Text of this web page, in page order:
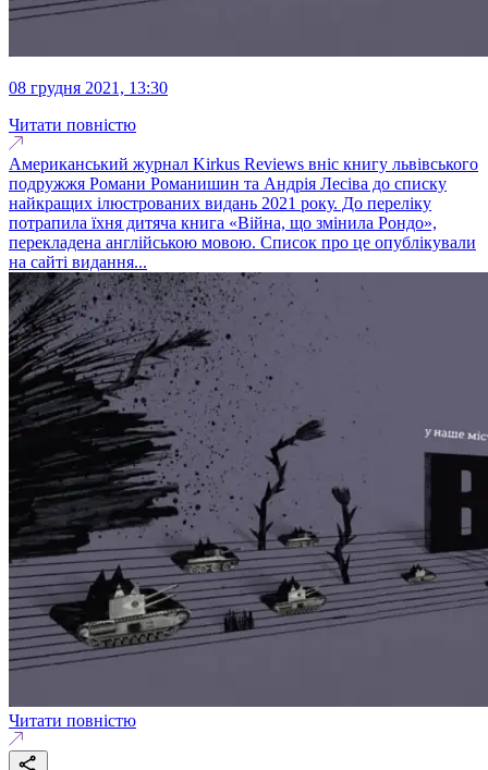
08 грудня 2021, 13:30
Читати повністю
Американський журнал Kirkus Reviews вніс книгу львівського
подружжя Романи Романишин та Андрія Лесіва до списку
найкращих ілюстрованих видань 2021 року. До переліку
потрапила їхня дитяча книга «Війна, що змінила Рондо»,
перекладена англійською мовою. Список про це опублікували
на сайті видання...
Читати повністю